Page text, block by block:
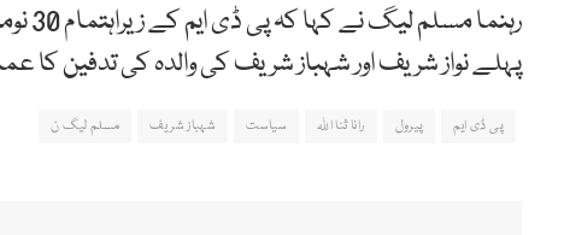
پہلے نواز شریف اور شہباز شریف کی والدہ کی تدفین کا
پی ڈی ایم پیرول رانا ثنا اللہ سیاست شہباز شریف مسلم لیگ ن